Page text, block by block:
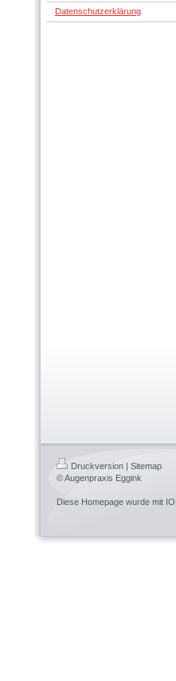
Datenschutzerklärung
Druckversion | Sitemap
© Augenpraxis Eggink
Diese Homepage wurde mit